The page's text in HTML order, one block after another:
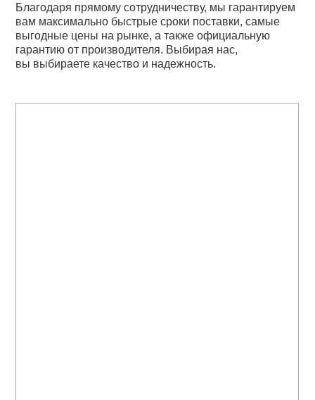
Благодаря прямому сотрудничеству, мы гарантируем
вам максимально быстрые сроки поставки, самые
выгодные цены на рынке, а также официальную
гарантию от производителя. Выбирая нас,
вы выбираете качество и надежность.